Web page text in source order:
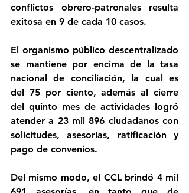
conflictos obrero-patronales resulta
exitosa en 9 de cada 10 casos.
El organismo público descentralizado
se mantiene por encima de la tasa
nacional de conciliación, la cual es
del 75 por ciento, además al cierre
del quinto mes de actividades logró
atender a 23 mil 896 ciudadanos con
solicitudes, asesorías, ratificación y
pago de convenios.
Del mismo modo, el CCL brindó 4 mil